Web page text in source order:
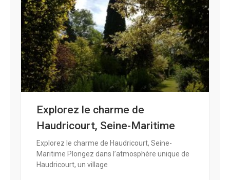
Explorez le charme de
Haudricourt, Seine-Maritime
Explorez le charme de Haudricourt, Seine-
Maritime Plongez dans l’atmosphère unique de
Haudricourt, un village